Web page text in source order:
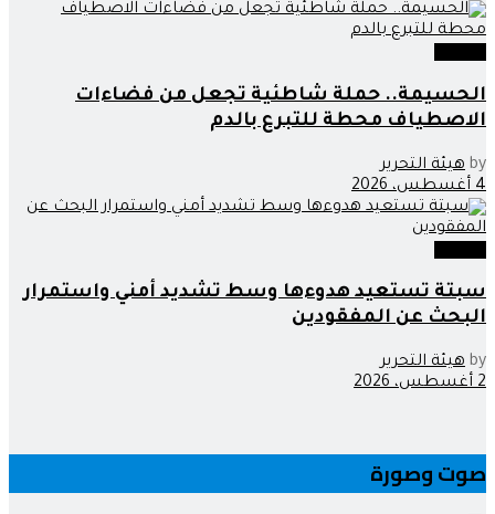
الحسيمة.. حملة شاطئية تجعل من فضاءات
الاصطياف محطة للتبرع بالدم
by هيئة التحرير
4 أغسطس، 2026
سبتة تستعيد هدوءها وسط تشديد أمني واستمرار
البحث عن المفقودين
by هيئة التحرير
2 أغسطس، 2026
صوت وصورة